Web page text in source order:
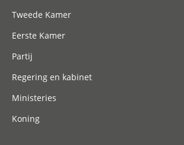
Tweede Kamer
Eerste Kamer
Partij
Regering en kabinet
Ministeries
Koning